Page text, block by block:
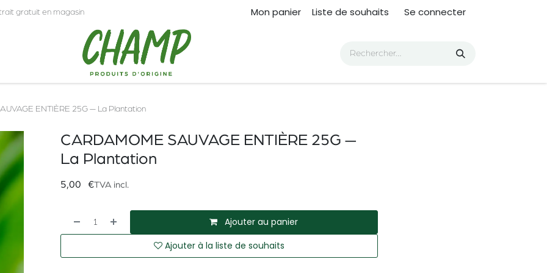
gratuit en magasin Mon panier Liste de souhaits Se connecter
ENTIÈRE 25G — La Plantation
CARDAMOME SAUVAGE ENTIÈRE 25G —
La Plantation
5,00 €TVA incl.
Ajouter au panier
Ajouter à la liste de souhaits